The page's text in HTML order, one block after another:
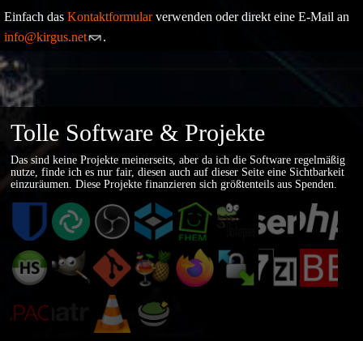
Einfach das Kontaktformularverwenden oder direkt eine E-Mail an
info@kirgus.net
.
Tolle Software & Projekte
Das sind keine Projekte meinerseits, aber da ich die Software regelmäßig
nutze, finde ich es nur fair, diesen auch auf dieser Seite eine Sichtbarkeit
einzuräumen. Diese Projekte finanzieren sich größtenteils aus Spenden.
Bitwarden
https://bitwarden.com/
Element
https://element.io/
OBS
https://obsproject.com/
TrueNAS
Community
Editions
https://www.truenas.com/truenas-
community-
editions/
FHEM
https://fhem.de/
Notepad++
https://notepad-
plus-
plus.org/
pfSense
https://
PHP
https://
HeidiSQL
https://www.heidisql.com/
GIMP
https://www.gimp.org
Git
https://git-
scm.com
HandBrakeFirefox WinSCP
7-
Zip
ZABBIX
Apache
Matrix.orgVLC
Apache